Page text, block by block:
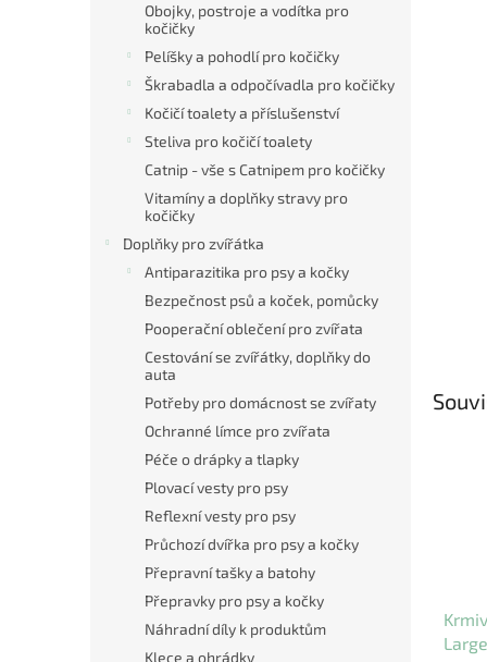
Obojky, postroje a vodítka pro
kočičky
Pelíšky a pohodlí pro kočičky
Škrabadla a odpočívadla pro kočičky
Kočičí toalety a příslušenství
Steliva pro kočičí toalety
Catnip - vše s Catnipem pro kočičky
Vitamíny a doplňky stravy pro
kočičky
Doplňky pro zvířátka
Antiparazitika pro psy a kočky
Bezpečnost psů a koček, pomůcky
Pooperační oblečení pro zvířata
Cestování se zvířátky, doplňky do
auta
Potřeby pro domácnost se zvířaty
Ochranné límce pro zvířata
Péče o drápky a tlapky
Plovací vesty pro psy
Reflexní vesty pro psy
Průchozí dvířka pro psy a kočky
Přepravní tašky a batohy
Přepravky pro psy a kočky
Náhradní díly k produktům
Klece a ohrádky